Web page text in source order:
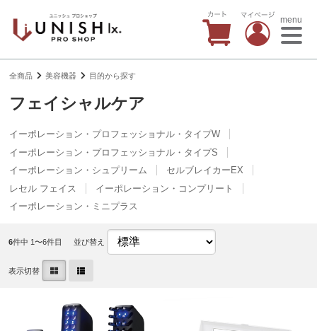
menu
全商品 美容機器 目的から探す
フェイシャルケア
イーポレーション・プロフェッショナル・タイプW
イーポレーション・プロフェッショナル・タイプS
イーポレーション・シュプリーム
セルブレイカーEX
レセル フェイス
イーポレーション・コンプリート
イーポレーション・ミニプラス
6件中 1〜6件目 並び替え
表示切替